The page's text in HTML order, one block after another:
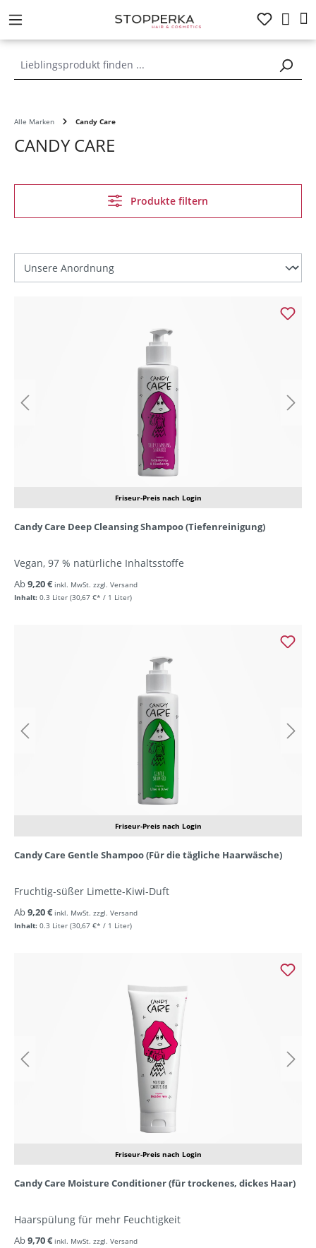
springen
Alle Marken Candy Care
CANDY CARE
Produkte filtern
Friseur-Preis nach Login
Candy Care Deep Cleansing Shampoo (Tiefenreinigung)
Vegan, 97 % natürliche Inhaltsstoffe
Inhalt: 0.3 Liter (30,67 €* / 1 Liter)
Ab9,20 € inkl. MwSt. zzgl. Versand
Friseur-Preis nach Login
Candy Care Gentle Shampoo (Für die tägliche Haarwäsche)
Fruchtig-süßer Limette-Kiwi-Duft
Inhalt: 0.3 Liter (30,67 €* / 1 Liter)
Ab9,20 € inkl. MwSt. zzgl. Versand
Friseur-Preis nach Login
Candy Care Moisture Conditioner (für trockenes, dickes Haar)
Haarspülung für mehr Feuchtigkeit
Ab9,70 € inkl. MwSt. zzgl. Versand